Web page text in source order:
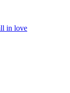
in love